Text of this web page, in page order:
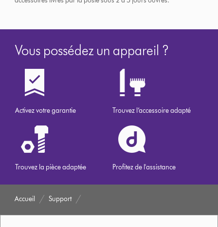
Vous possédez un appareil ?
Activez votre garantie Trouvez l’accessoire adapté
Trouvez la pièce adaptée Profitez de l'assistance
Accueil Support